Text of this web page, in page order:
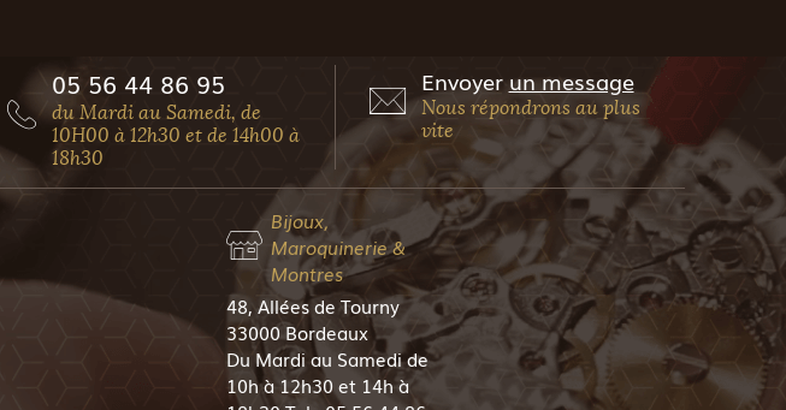
05 56 44 86 95
du Mardi au Samedi, de
10H00 à 12h30 et de 14h00 à
18h30
Envoyer un message
Nous répondrons au plus
vite
Bijoux,
Maroquinerie &
Montres
48, Allées de Tourny
33000 Bordeaux
Du Mardi au Samedi de
10h à 12h30 et 14h à